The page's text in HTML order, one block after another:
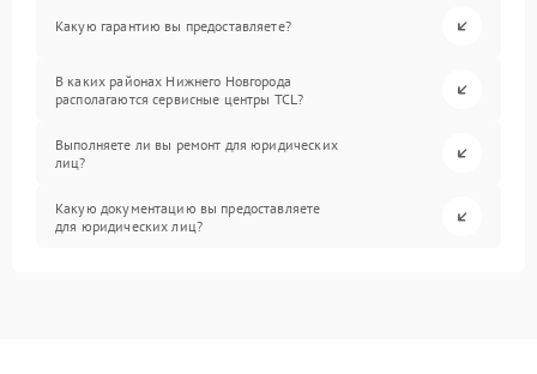
Какую гарантию вы предоставляете?
В каких районах Нижнего Новгорода
располагаются сервисные центры TCL?
Выполняете ли вы ремонт для юридических
лиц?
Какую документацию вы предоставляете
для юридических лиц?